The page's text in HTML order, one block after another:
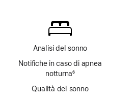
disponibile
Analisi del sonno
Notifiche in caso di apnea
notturna6
Qualità del sonno